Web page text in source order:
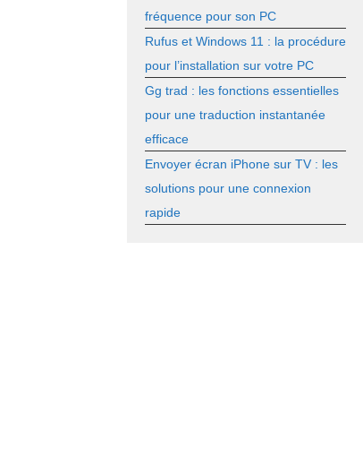
fréquence pour son PC
Rufus et Windows 11 : la procédure
pour l’installation sur votre PC
Gg trad : les fonctions essentielles
pour une traduction instantanée
efficace
Envoyer écran iPhone sur TV : les
solutions pour une connexion
rapide